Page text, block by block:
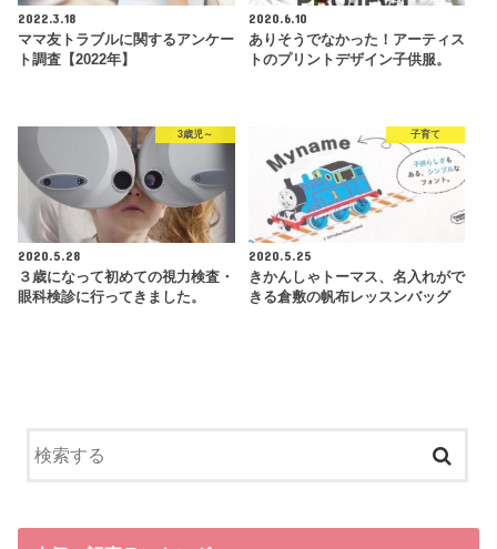
2022.3.18
ママ友トラブルに関するアンケー
ト調査【2022年】
2020.6.10
ありそうでなかった！アーティス
トのプリントデザイン子供服。
3歳児～
2020.5.28
３歳になって初めての視力検査・
眼科検診に行ってきました。
子育て
2020.5.25
きかんしゃトーマス、名入れがで
きる倉敷の帆布レッスンバッグ